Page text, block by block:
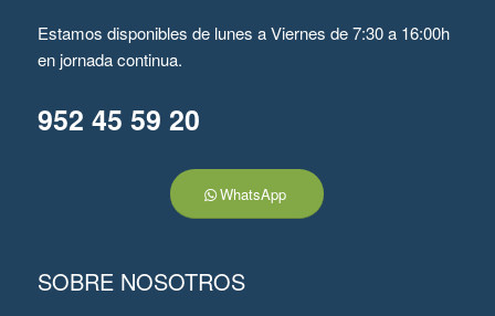
Estamos disponibles de lunes a Viernes de 7:30 a 16:00h
en jornada continua.
952 45 59 20
WhatsApp
SOBRE NOSOTROS